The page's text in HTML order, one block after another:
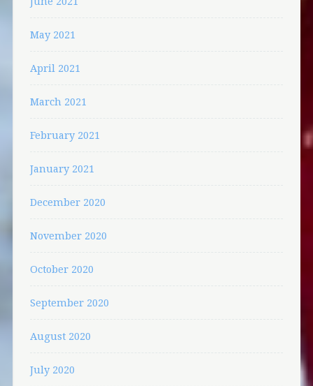
May 2021
April 2021
March 2021
February 2021
January 2021
December 2020
November 2020
October 2020
September 2020
August 2020
July 2020